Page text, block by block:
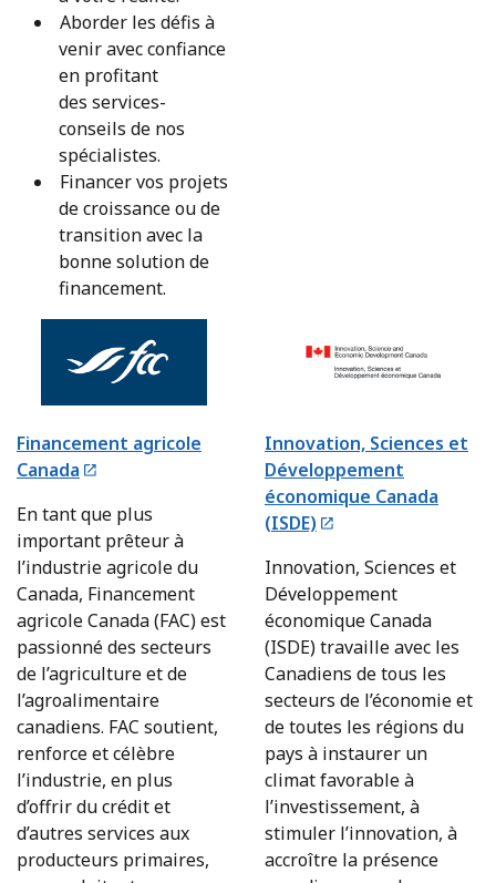
Aborder les défis à
venir avec confiance
en profitant
des services-
conseils de nos
spécialistes.
Financer vos projets
de croissance ou de
transition avec la
bonne solution de
financement.
Financement agricole
Canada
En tant que plus
important prêteur à
l’industrie agricole du
Canada, Financement
agricole Canada (FAC) est
passionné des secteurs
de l’agriculture et de
l’agroalimentaire
canadiens. FAC soutient,
renforce et célèbre
l’industrie, en plus
d’offrir du crédit et
d’autres services aux
producteurs primaires,
Innovation, Sciences et
Développement
économique Canada
(ISDE)
Innovation, Sciences et
Développement
économique Canada
(ISDE) travaille avec les
Canadiens de tous les
secteurs de l’économie et
de toutes les régions du
pays à instaurer un
climat favorable à
l’investissement, à
stimuler l’innovation, à
accroître la présence